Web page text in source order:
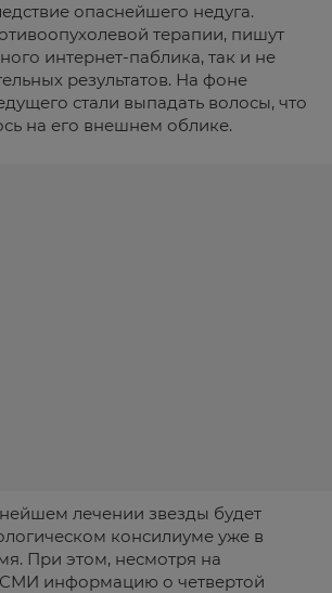
опаснейшего недуга.
терапии, пишут
интернет-паблика, так и не
результатов. На фоне
стали выпадать волосы, что
на его внешнем облике.
лечении звезды будет
консилиуме уже в
При этом, несмотря на
информацию о четвертой